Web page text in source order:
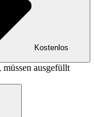
Kostenlos
ausgefüllt